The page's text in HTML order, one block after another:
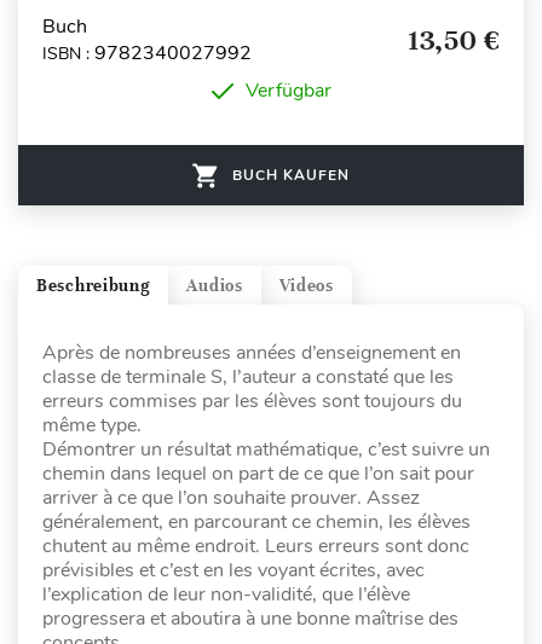
Buch
ISBN : 9782340027992 13,50 €
Verfügbar
BUCH KAUFEN
Videos
Audios
Beschreibung
Après de nombreuses années d’enseignement en
classe de terminale S, l’auteur a constaté que les
erreurs commises par les élèves sont toujours du
même type.
Démontrer un résultat mathématique, c’est suivre un
chemin dans lequel on part de ce que l’on sait pour
arriver à ce que l’on souhaite prouver. Assez
généralement, en parcourant ce chemin, les élèves
chutent au même endroit. Leurs erreurs sont donc
prévisibles et c’est en les voyant écrites, avec
l’explication de leur non-validité, que l’élève
progressera et aboutira à une bonne maîtrise des